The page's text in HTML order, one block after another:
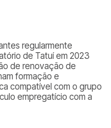
regularmente
de Tatuí em 2023
de renovação de
formação e
compatível com o grupo
empregatício com a